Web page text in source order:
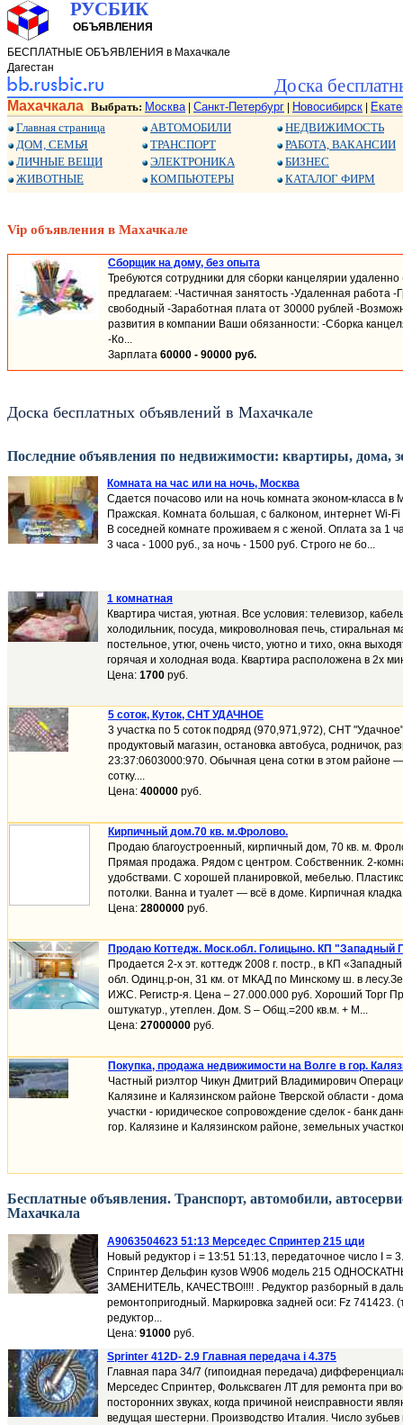
РУСБИК
ОБЪЯВЛЕНИЯ
БЕСПЛАТНЫЕ ОБЪЯВЛЕНИЯ в Махачкале
Дагестан
Доска
Махачкала Выбрать: Москва| Санкт-Петербург Новосибирск
Главная страница
ДОМ, СЕМЬЯ
ЛИЧНЫЕ ВЕЩИ
ЖИВОТНЫЕ
АВТОМОБИЛИ
ТРАНСПОРТ
ЭЛЕКТРОНИКА
КОМПЬЮТЕРЫ
НЕДВИЖИМОСТЬ
РАБОТА, ВАКАНСИИ
БИЗНЕС
КАТАЛОГ ФИРМ
Vip объявления в Махачкале
Сборщик на дому, без опыта
Требуются сотрудники для сборки канцелярии
предлагаем: -Частичная занятость -Удаленная работа -
свободный -Заработная плата от 30000 рублей -
развития в компании Ваши обязанности: -Сборка
-Ко...
Зарплата 60000 - 90000 руб.
Доска бесплатных объявлений в Махачкале
Последние объявления по недвижимости: квартиры, дома,
Комната на час или на ночь, Москва
Сдается почасово или на ночь комната эконом-класса в
Пражская. Комната большая, с балконом, интернет Wi-
В соседней комнате проживаем я с женой. Оплата за 1
3 часа - 1000 руб., за ночь - 1500 руб. Строго не бо...
1 комнатная
Квартира чистая, уютная. Все условия: телевизор,
холодильник, посуда, микроволновая печь, стиральная
постельное, утюг, очень чисто, уютно и тихо, окна
горячая и холодная вода. Квартира расположена в 2х
Цена: 1700 руб.
5 соток, Куток, СНТ УДАЧНОЕ
3 участка по 5 соток подряд (970,971,972), СНТ
продуктовый магазин, остановка автобуса, родничок,
23:37:0603000:970. Обычная цена сотки в этом районе
сотку....
Цена: 400000 руб.
Кирпичный дом.70 кв. м.Фролово.
Продаю благоустроенный, кирпичный дом, 70 кв. м.
Прямая продажа. Рядом с центром. Собственник. 2-
удобствами. С хорошей планировкой, мебелью.
потолки. Ванна и туалет — всё в доме. Кирпичная
Цена: 2800000 руб.
Продаю Коттедж. Моск.обл. Голицыно. КП "Западный
Продается 2-х эт. коттедж 2008 г. постр., в КП
обл. Одинц.р-он, 31 км. от МКАД по Минскому ш. в
ИЖС. Регистр-я. Цена – 27.000.000 руб. Хороший Торг
оштукатур., утеплен. Дом. S – Общ.=200 кв.м. + М...
Цена: 27000000 руб.
Покупка, продажа недвижимости на Волге в гор.
Частный риэлтор Чикун Дмитрий Владимирович
Калязине и Калязинском районе Тверской области -
участки - юридическое сопровождение сделок - банк
гор. Калязине и Калязинском районе, земельных
Бесплатные объявления. Транспорт, автомобили,
Махачкала
A9063504623 51:13 Мерседес Спринтер 215 цди
Новый редуктор i = 13:51 51:13, передаточное число I =
Спринтер Дельфин кузов W906 модель 215
ЗАМЕНИТЕЛЬ, КАЧЕСТВО!!!! . Редуктор разборный в
ремонтопригодный. Маркировка задней оси: Fz 741423.
редуктор...
Цена: 91000 руб.
Sprinter 412D- 2.9 Главная передача i 4.375
Главная пара 34/7 (гипоидная передача)
Mерседес Спринтер, Фольксваген ЛТ для ремонта при
посторонних звуках, когда причиной неисправности
ведущая шестерни. Производство Италия. Число